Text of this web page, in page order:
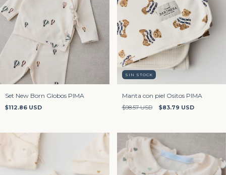
Set New Born Globos PIMA
$112.86 USD
SIN STOCK
Manta con piel Ositos PIMA
$98.57 USD $83.79 USD